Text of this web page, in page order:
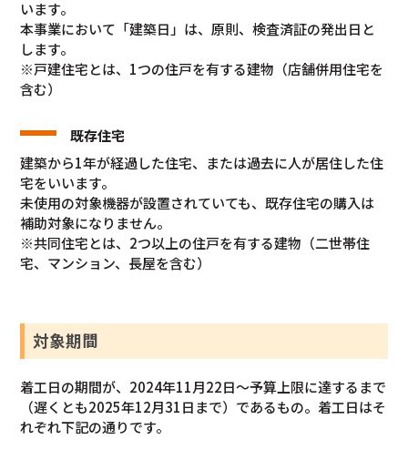
います。
本事業において「建築日」は、原則、検査済証の発出日と
します。
※戸建住宅とは、1つの住戸を有する建物（店舗併用住宅を
含む）
既存住宅
建築から1年が経過した住宅、または過去に人が居住した住
宅をいいます。
未使用の対象機器が設置されていても、既存住宅の購入は
補助対象になりません。
※共同住宅とは、2つ以上の住戸を有する建物（二世帯住
宅、マンション、長屋を含む）
対象期間
着工日の期間が、2024年11月22日～予算上限に達するまで
（遅くとも2025年12月31日まで）であるもの。着工日はそ
れぞれ下記の通りです。